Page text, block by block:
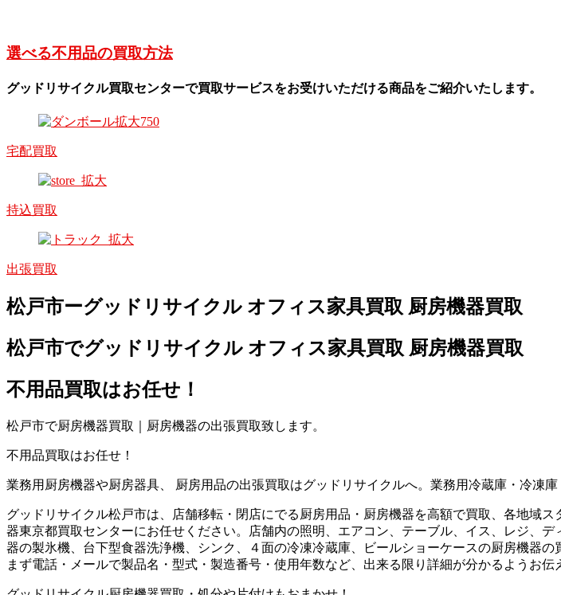
選べる不用品の買取方法
グッドリサイクル買取センターで買取サービスをお受けいただける商品をご紹介いたします。
宅配買取
持込買取
出張買取
松戸市ーグッドリサイクル オフィス家具買取 厨房機器買取
松戸市でグッドリサイクル オフィス家具買取 厨房機器買取
不用品買取はお任せ！
松戸市で厨房機器買取｜厨房機器の出張買取致します。
不用品買取はお任せ！
業務用厨房機器や厨房器具、 厨房用品の出張買取はグッドリサイクルへ。業務用冷蔵庫・冷凍
グッドリサイクル松戸市は、店舗移転・閉店にでる厨房用品・厨房機器を高額で買取、各地域
器東京都買取センターにお任せください。店舗内の照明、エアコン、テーブル、イス、レジ、
器の製氷機、台下型食器洗浄機、シンク、４面の冷凍冷蔵庫、ビールショーケースの厨房機器
まず電話・メールで製品名・型式・製造番号・使用年数など、出来る限り詳細が分かるようお伝